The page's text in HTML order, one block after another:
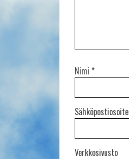
Nimi *
Sähköpostiosoite
Verkkosivusto